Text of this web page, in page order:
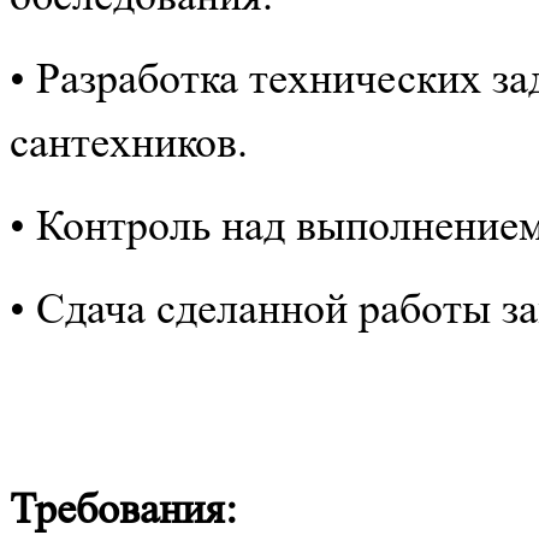
• Разработка технических
сантехников.
• Контроль над
• Сдача сделанной работы
Требования: